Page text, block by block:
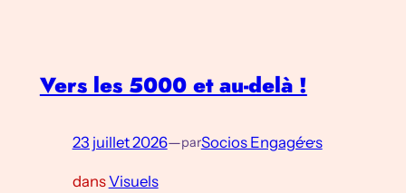
Vers les 5000 et au-delà !
23 juillet 2026—parSocios Engagé·e·s
dansVisuels